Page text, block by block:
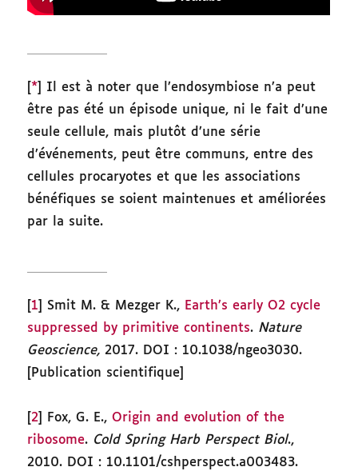
* ] Il est à noter que l’endosymbiose n’a peut
être pas été un épisode unique, ni le fait d’une
seule cellule, mais plutôt d’une série
d’événements, peut être communs, entre des
cellules procaryotes et que les associations
bénéfiques se soient maintenues et améliorées
par la suite.
1 ] Smit M. & Mezger K., Earth’s early O2 cycle
suppressed by primitive continents. Nature
Geoscience, 2017. DOI : 10.1038/ngeo3030.
[Publication scientifique]
2 ] Fox, G. E.,Origin and evolution of the
ribosome. Cold Spring Harb Perspect Biol.,
2010. DOI : 10.1101/cshperspect.a003483.